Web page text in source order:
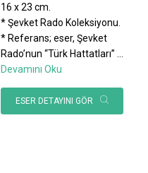
16 x 23 cm.
* Şevket Rado Koleksiyonu.
* Referans; eser, Şevket
Rado’nun “Türk Hattatları”
Devamını Oku
ESER DETAYINI GÖR